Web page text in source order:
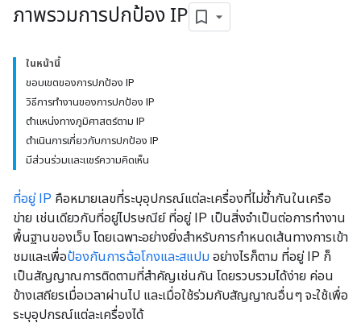
ภาพรวมการปกป้อง IP
ในหน้านี้
ขอบเขตของการปกป้อง IP
วิธีการทำงานของการปกป้อง IP
ตำแหน่งทางภูมิศาสตร์ตาม IP
ดำเนินการเกี่ยวกับการปกป้อง IP
มีส่วนร่วมและแชร์ความคิดเห็น
ที่อยู่ IP คือหมายเลขที่ระบุอุปกรณ์แต่ละเครื่องที่ไม่ซ้ำกันในเครือ
ข่าย เช่นเดียวกับที่อยู่ไปรษณีย์ ที่อยู่ IP เป็นสิ่งจำเป็นต่อการทำงาน
พื้นฐานของเว็บ โดยเฉพาะอย่างยิ่งสำหรับการกำหนดเส้นทางการเข้า
ชมและเพื่อป้องกันการฉ้อโกงและสแปม อย่างไรก็ตาม ที่อยู่ IP ก็
เป็นสัญญาณการติดตามที่สำคัญเช่นกัน โดยรวบรวมได้ง่าย ค่อน
ข้างเสถียรเมื่อเวลาผ่านไป และเมื่อใช้ร่วมกับสัญญาณอื่นๆ จะใช้เพื่อ
ระบุอุปกรณ์แต่ละเครื่องได้